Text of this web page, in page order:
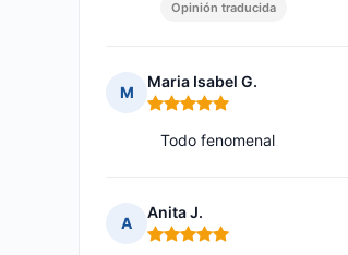
Opinión traducida
M
Maria Isabel G.
Nota: 5 de 5
Todo fenomenal
A
Anita J.
Nota: 5 de 5